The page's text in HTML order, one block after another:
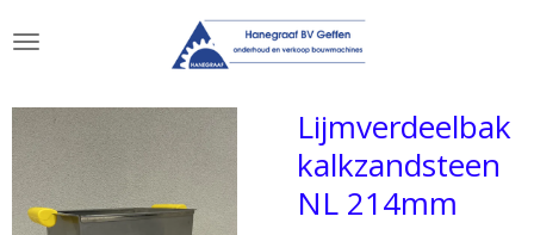
direct
de
hoofdinhoud
Lijmverdeelbak
kalkzandsteen
NL 214mm